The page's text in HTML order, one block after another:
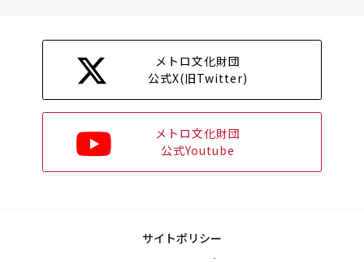
メトロ文化財団
公式X(旧Twitter)
メトロ文化財団
公式Youtube
サイトポリシー